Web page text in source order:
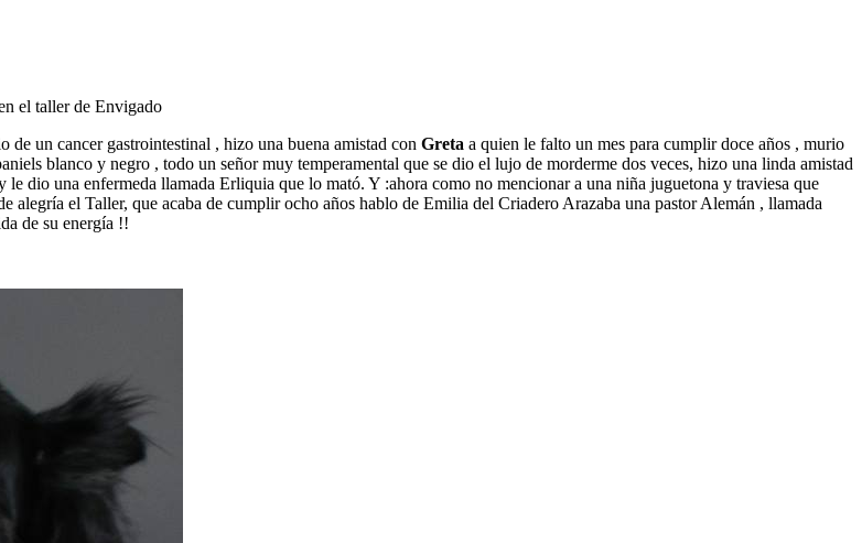
el taller de Envigado
un cancer gastrointestinal , hizo una buena amistad con Greta a quien le falto un mes para cumplir doce años , murio
blanco y negro , todo un señor muy temperamental que se dio el lujo de morderme dos veces, hizo una linda amistad
dio una enfermeda llamada Erliquia que lo mató. Y :ahora como no mencionar a una niña juguetona y traviesa que
el Taller, que acaba de cumplir ocho años hablo de Emilia del Criadero Arazaba una pastor Alemán , llamada
de su energía !!